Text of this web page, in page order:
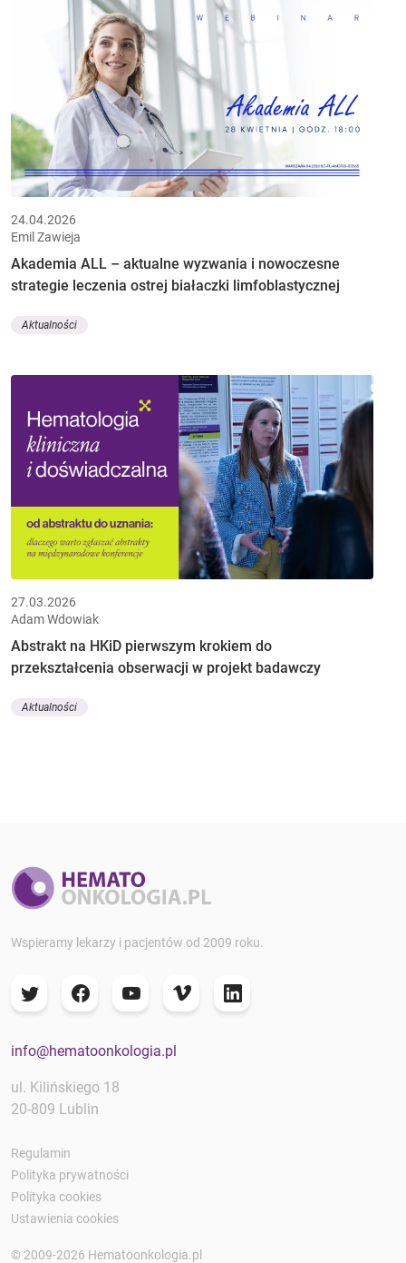
24.04.2026
Emil Zawieja
Akademia ALL – aktualne wyzwania i nowoczesne
strategie leczenia ostrej białaczki limfoblastycznej
Aktualności
27.03.2026
Adam Wdowiak
Abstrakt na HKiD pierwszym krokiem do
przekształcenia obserwacji w projekt badawczy
Aktualności
Wspieramy lekarzy i pacjentów od 2009 roku.
info@hematoonkologia.pl
ul. Kilińskiego 18
20-809 Lublin
Regulamin
Polityka prywatności
Polityka cookies
Ustawienia cookies
© 2009-2026 Hematoonkologia.pl